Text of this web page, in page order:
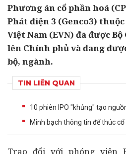
Phương án cổ phần hoá
Phát điện 3 (Genco3)
Việt Nam (EVN) đã được
lên Chính phủ và đang
bộ, ngành.
TIN LIÊN QUAN
10 phiên IPO "khủng" tạo
Minh bạch thông tin để thúc
Trao đổi với phóng viên